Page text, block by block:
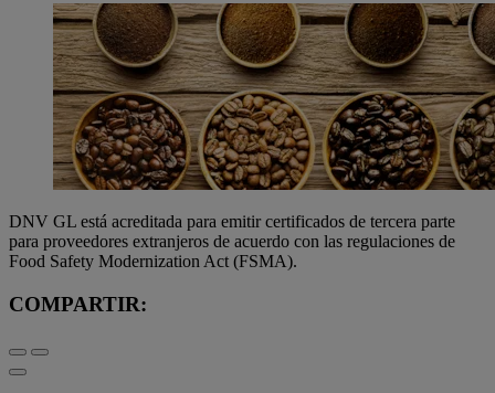
DNV GL está acreditada para emitir certificados de tercera parte
para proveedores extranjeros de acuerdo con las regulaciones de
Food Safety Modernization Act (FSMA).
COMPARTIR: